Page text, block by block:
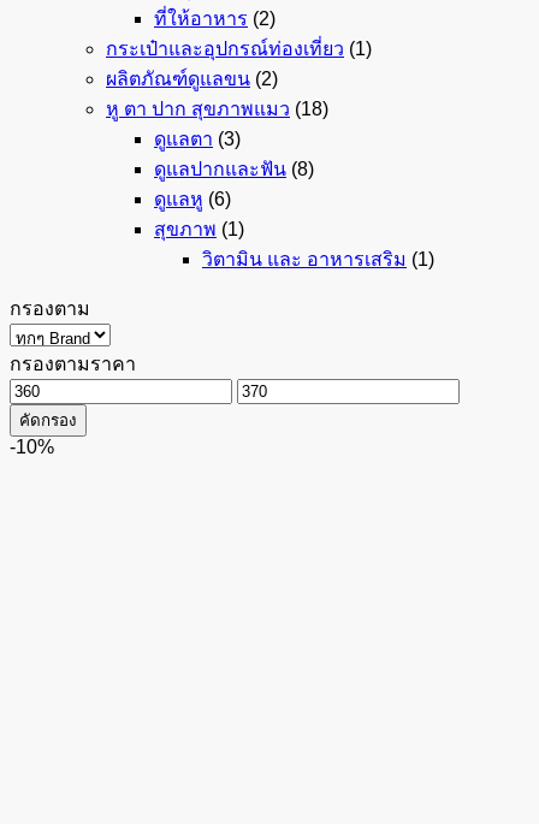
ที่ให้อาหาร (2)
กระเป๋าและอุปกรณ์ท่องเที่ยว (1)
ผลิตภัณฑ์ดูแลขน (2)
หู ตา ปาก สุขภาพแมว (18)
ดูแลตา (3)
ดูแลปากและฟัน (8)
ดูแลหู (6)
สุขภาพ (1)
วิตามิน และ อาหารเสริม (1)
กรองตาม
กรองตามราคา
ราคา
ต่ำ
สุด
ราคา
คัดกรอง
-10%